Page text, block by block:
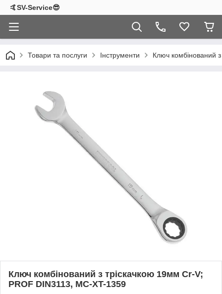
🤙SV-Service😎
Товари та послуги Інструменти Ключ комбінований
Ключ комбінований з тріскачкою 19мм Cr-V;
PROF DIN3113, MC-XT-1359